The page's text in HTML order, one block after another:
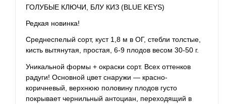
ГОЛУБЫЕ КЛЮЧИ, БЛУ КИЗ (BLUE KEYS)
Редкая новинка!
Среднеспелый сорт, куст 1,8 м в ОГ, стебли толстые,
кисть вытянутая, простая, 6-9 плодов весом 30-50 г.
Уникальной формы + окраски сорт. Всех оттенков
радуги! Основной цвет снаружи — красно-
коричневый, верхнюю половину плодов густо
покрывает чернильный антоциан, переходящий в